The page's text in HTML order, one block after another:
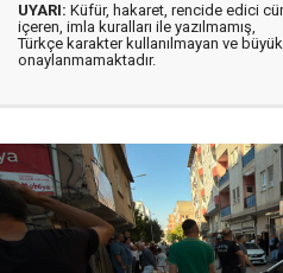
UYARI: Küfür, hakaret, rencide edici
içeren, imla kuralları ile yazılmamış,
Türkçe karakter kullanılmayan ve
onaylanmamaktadır.